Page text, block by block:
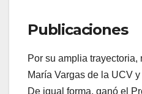
Publicaciones
Por su amplia
María Vargas de la UCV
De igual forma, ganó el